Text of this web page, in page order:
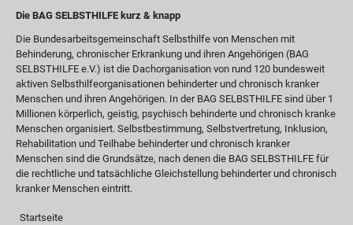
Die BAG SELBSTHILFE kurz & knapp
Die Bundesarbeitsgemeinschaft Selbsthilfe von Menschen mit
Behinderung, chronischer Erkrankung und ihren Angehörigen (BAG
SELBSTHILFE e.V.) ist die Dachorganisation von rund 120 bundesweit
aktiven Selbsthilfeorganisationen behinderter und chronisch kranker
Menschen und ihren Angehörigen. In der BAG SELBSTHILFE sind über 1
Millionen körperlich, geistig, psychisch behinderte und chronisch kranke
Menschen organisiert. Selbstbestimmung, Selbstvertretung, Inklusion,
Rehabilitation und Teilhabe behinderter und chronisch kranker
Menschen sind die Grundsätze, nach denen die BAG SELBSTHILFE für
die rechtliche und tatsächliche Gleichstellung behinderter und chronisch
kranker Menschen eintritt.
Startseite